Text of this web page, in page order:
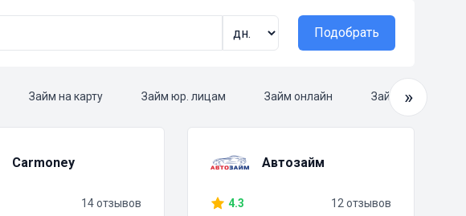
Подобрать
Займ на карту Займ юр. лицам Займ онлайн Займ »
Carmoney
14 отзывов
Автозайм
4.3 12 отзывов